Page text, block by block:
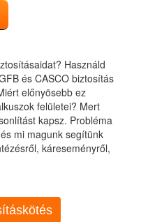
Használd
és CASCO biztosítás
előnyösebb ez
felületei? Mert
kapsz. Probléma
mi magunk segítünk
káreseményről,